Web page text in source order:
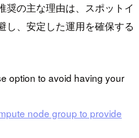
奨の主な理由は、スポットイ
し、安定した運用を確保する
option to avoid having your
node group to provide